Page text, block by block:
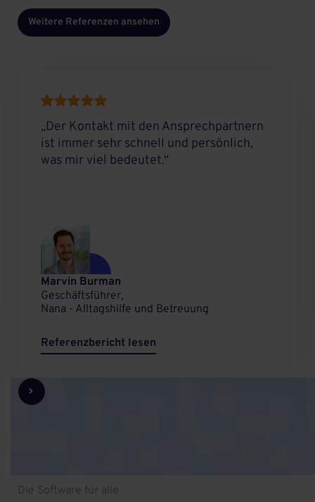
Weitere Referenzen ansehen
„Der Kontakt mit den Ansprechpartnern
ist immer sehr schnell und persönlich,
was mir viel bedeutet.“
Marvin Burman
Geschäftsführer,
Nana - Alltagshilfe und Betreuung
Referenzbericht lesen
Die Software für alle